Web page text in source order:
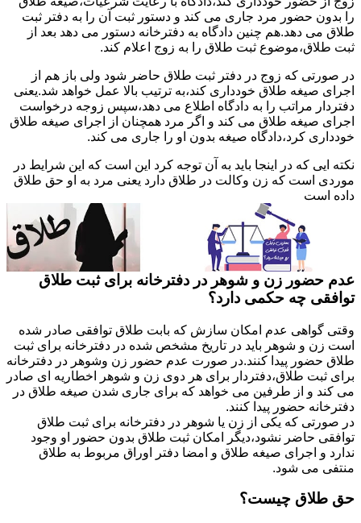
را بدون حضور مرد جاری می کند و دستور ثبت آن را به دفتر ثبت
طلاق می دهد.هم چنین دادگاه به دفترخانه دستور می دهد بعد از
ثبت طلاق،موضوع ثبت طلاق را به زوج اعلام کند.
در صورتی که زوج در دفتر ثبت طلاق حاضر شود ولی باز هم از
اجرای صیغه طلاق خودداری کند،به ترتیب بالا عمل خواهد شد.یعنی
دفتردار مراتب را به دادگاه اطلاع می دهد،سپس زوجه درخواست
اجرای صیغه طلاق می کند و اگر مرد همچنان از اجرای صیغه طلاق
خودداری کرد،دادگاه صیغه بدون او را جاری می کند.
نکته ایی که در اینجا باید به آن توجه کرد این است که این شرایط در
موردی است که زن وکالت در طلاق دارد یعنی مرد به او حق طلاق
داده است
عدم حضور زن و شوهر در دفترخانه برای ثبت طلاق
توافقی چه حکمی دارد؟
وقتی گواهی عدم امکان سازش که بابت طلاق توافقی صادر شده
است زن و شوهر باید در تاریخ مشخص شده در دفترخانه برای ثبت
طلاق حضور پیدا کنند.در صورت عدم حضور زن وشوهر در دفترخانه
برای ثبت طلاق،دفتردار برای هر دوی زن و شوهر اخطاریه ای صادر
می کند و از طرفین می خواهد که برای جاری شدن صیغه طلاق در
دفترخانه حضور پیدا کنند.
در صورتی که یکی از زن یا شوهر در دفترخانه برای ثبت طلاق
توافقی حاضر نشود،دیگر امکان ثبت طلاق بدون حضور او وجود
ندارد و اجرای صیغه طلاق و امضا دفتر اوراق مربوط به طلاق
منتفی می شود.
حق طلاق چیست؟